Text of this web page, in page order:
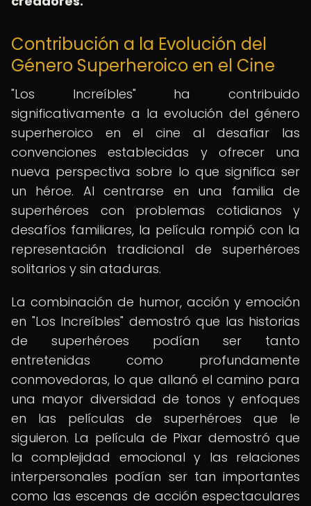
Contribución a la Evolución del
Género Superheroico en el Cine
"Los Increíbles" ha contribuido
significativamente a la evolución del género
superheroico en el cine al desafiar las
convenciones establecidas y ofrecer una
nueva perspectiva sobre lo que significa ser
un héroe. Al centrarse en una familia de
superhéroes con problemas cotidianos y
desafíos familiares, la película rompió con la
representación tradicional de superhéroes
solitarios y sin ataduras.
La combinación de humor, acción y emoción
en "Los Increíbles" demostró que las historias
de superhéroes podían ser tanto
entretenidas como profundamente
conmovedoras, lo que allanó el camino para
una mayor diversidad de tonos y enfoques
en las películas de superhéroes que le
siguieron. La película de Pixar demostró que
la complejidad emocional y las relaciones
interpersonales podían ser tan importantes
como las escenas de acción espectaculares